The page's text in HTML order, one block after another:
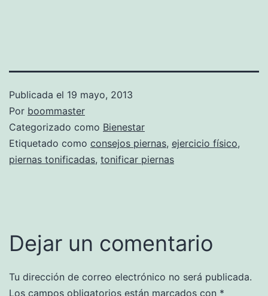
Publicada el 19 mayo, 2013
Por boommaster
Categorizado como Bienestar
Etiquetado como consejos piernas, ejercicio físico,
piernas tonificadas, tonificar piernas
Dejar un comentario
Tu dirección de correo electrónico no será publicada.
Los campos obligatorios están marcados con *